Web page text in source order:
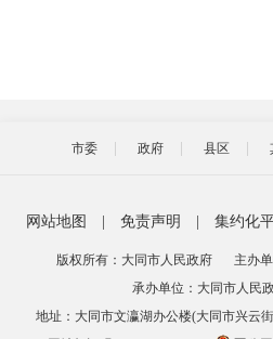
市委 政府 县区
网站地图 免责声明 集约化
版权所有：大同市人民政府
主办
承办单位：大同市人民
地址：大同市文瀛湖办公楼(大同市兴云